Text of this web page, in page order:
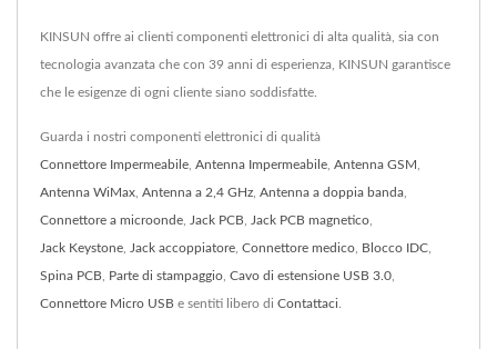
KINSUN offre ai clienti componenti elettronici di alta qualità, sia con
tecnologia avanzata che con 39 anni di esperienza, KINSUN garantisce
che le esigenze di ogni cliente siano soddisfatte.
Guarda i nostri componenti elettronici di qualità
Connettore Impermeabile Antenna Impermeabile Antenna GSM
Antenna WiMax Antenna a 2,4 GHz Antenna a doppia banda
Connettore a microonde Jack PCB Jack PCB magnetico
Jack Keystone Jack accoppiatore Connettore medico Blocco IDC
Spina PCB Parte di stampaggio Cavo di estensione USB 3.0
Connettore Micro USB e sentiti libero di Contattaci